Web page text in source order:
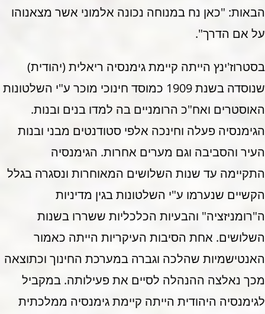
הבאות: "כאן נח במנוחה נכונה אלמוני אשר מצאנוהו
על אם הדרך".
בסטרוז'ינץ הייתה קיימת גימנסיה ריאלית (יהודית)
שנוסדה בשנת 1909 כמוסד חינוכי מוכר ע"י השלטונות
האוסטרים ואח"כ הרומניים בה למדו בנים ובנות.
הגימנסיה פעלה וחינכה אלפי סטודנטים מבני ובנות
העיר והסביבה וגם מערים אחרות. הגימנסיה
התקיימה עד שנות השלושים המאוחרות ונסגרה בגלל
הקשיים שנערמו ע"י השלטונות בגין מדיניות
ה"רומניזציה" והבעיות הכלכליות ששררו בשנות
השלושים. אחת הסיבות העיקריות הייתה כאמור
האנטישמיות שהלכה וגברה במערכת החינוך וכתוצאה
מכך נאלצה ההנהלה לסיים את פעילותה. במקביל
לגימנסיה היהודית הייתה קיימת גימנסיה ממלכתית